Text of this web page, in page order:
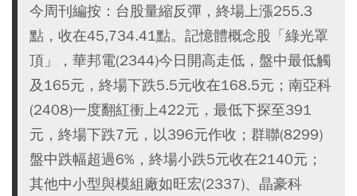
今周刊編按：台股量縮反彈，終場上漲255.3
點，收在45,734.41點。記憶體概念股「綠光罩
頂」，華邦電(2344)今日開高走低，盤中最低觸
及165元，終場下跌5.5元收在168.5元；南亞科
(2408)一度翻紅衝上422元，最低下探至391
元，終場下跌7元，以396元作收；群聯(8299)
盤中跌幅超過6%，終場小跌5元收在2140元；
其他中小型與模組廠如旺宏(2337)、晶豪科